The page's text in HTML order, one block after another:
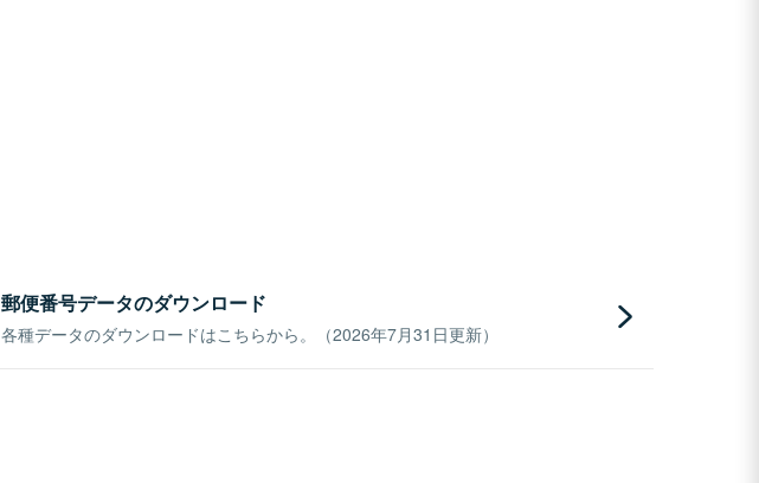
郵便番号データのダウンロード
各種データのダウンロードはこちらから。（2026年7月31日更新）